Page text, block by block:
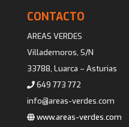
CONTACTO
AREAS VERDES
Villademoros, S/N
33788, Luarca – Asturias
649 773 772
info@areas-verdes.com
www.areas-verdes.com